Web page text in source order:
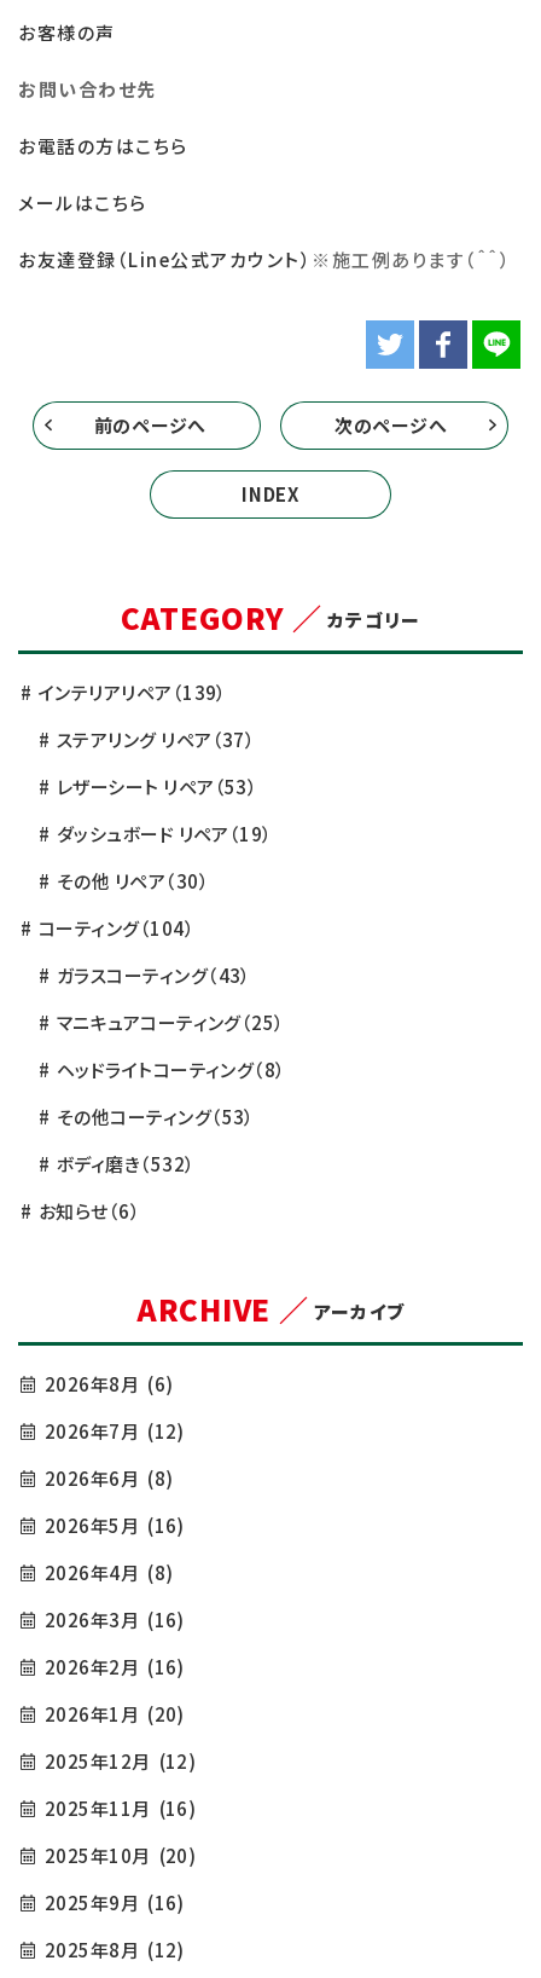
お客様の声
お問い合わせ先
お電話の方はこちら
メールはこちら
お友達登録（Line公式アカウント） ※施工例あります（＾＾）
前のページへ
INDEX
次のページへ
CATEGORY ／ カテゴリー
インテリアリペア （139）
ステアリング リペア （37）
レザーシート リペア （53）
ダッシュボード リペア （19）
その他 リペア（30）
コーティング（104）
ガラスコーティング（43）
マニキュアコーティング（25）
ヘッドライトコーティング（8）
その他コーティング（53）
ボディ磨き（532）
お知らせ（6）
ARCHIVE ／ アーカイブ
2026年8月 (6)
2026年7月 (12)
2026年6月 (8)
2026年5月 (16)
2026年4月 (8)
2026年3月 (16)
2026年2月 (16)
2026年1月 (20)
2025年12月 (12)
2025年11月 (16)
2025年10月 (20)
2025年9月 (16)
2025年8月 (12)